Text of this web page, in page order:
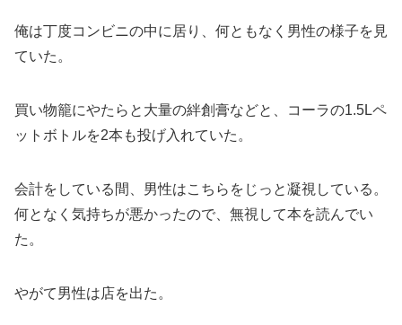
俺は丁度コンビニの中に居り、何ともなく男性の様子を見
ていた。
買い物籠にやたらと大量の絆創膏などと、コーラの1.5Lペ
ットボトルを2本も投げ入れていた。
会計をしている間、男性はこちらをじっと凝視している。
何となく気持ちが悪かったので、無視して本を読んでい
た。
やがて男性は店を出た。